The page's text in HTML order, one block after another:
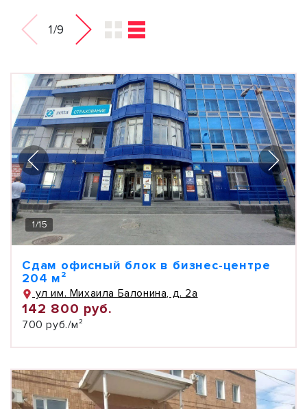
1/9
1/15
Сдам офисный блок в бизнес-центре
204 м²
ул им. Михаила Балонина, д. 2а
142 800 руб.
700 руб./м²